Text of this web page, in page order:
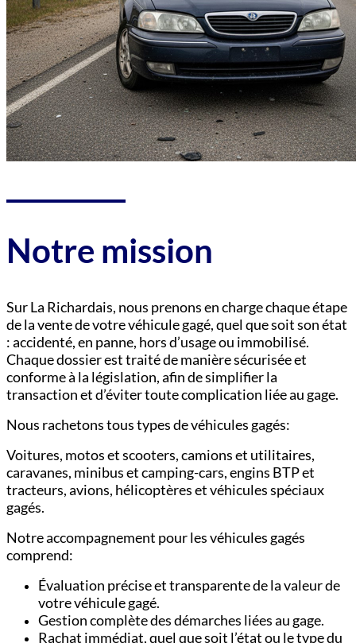
Notre mission
Sur La Richardais, nous prenons en charge chaque étape
de la vente de votre véhicule gagé, quel que soit son état
: accidenté, en panne, hors d’usage ou immobilisé.
Chaque dossier est traité de manière sécurisée et
conforme à la législation, afin de simplifier la
transaction et d’éviter toute complication liée au gage.
Nous rachetons tous types de véhicules gagés:
Voitures, motos et scooters,camions et utilitaires,
caravanes, minibus et camping-cars,engins BTP et
tracteurs,avions, hélicoptères et véhicules spéciaux
gagés.
Notre accompagnement pour les véhicules gagés
comprend:
Évaluation précise et transparente de la valeur de
votre véhicule gagé.
Gestion complète des démarches liées au gage.
Rachat immédiat, quel que soit l’état ou le type du